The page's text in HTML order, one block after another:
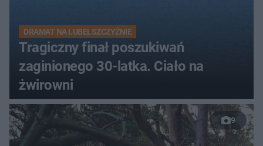
DRAMAT NA LUBELSZCZYŹNIE
Tragiczny finał poszukiwań
zaginionego 30-latka. Ciało na
żwirowni
9